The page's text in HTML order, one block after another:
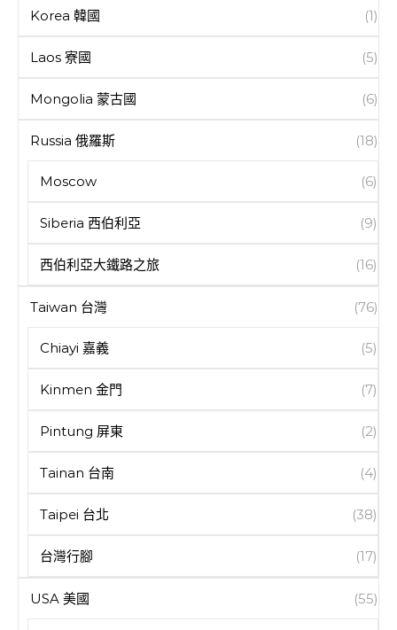
Korea 韓國 (1)
Laos 寮國 (5)
Mongolia 蒙古國 (6)
Russia 俄羅斯 (18)
Moscow (6)
Siberia 西伯利亞 (9)
西伯利亞大鐵路之旅 (16)
Taiwan 台灣 (76)
Chiayi 嘉義 (5)
Kinmen 金門 (7)
Pintung 屏東 (2)
Tainan 台南 (4)
Taipei 台北 (38)
台灣行腳 (17)
USA 美國 (55)